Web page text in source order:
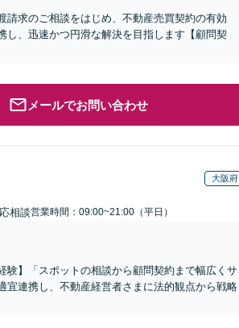
請求のご相談をはじめ、不動産売買契約の有効
し、迅速かつ円滑な解決を目指します【顧問契
メールでお問い合わせ
大阪府
相談営業時間：09:00~21:00（平日）
験】「スポットの相談から顧問契約まで幅広くサ
連携し、不動産経営者さまに法的観点から戦略